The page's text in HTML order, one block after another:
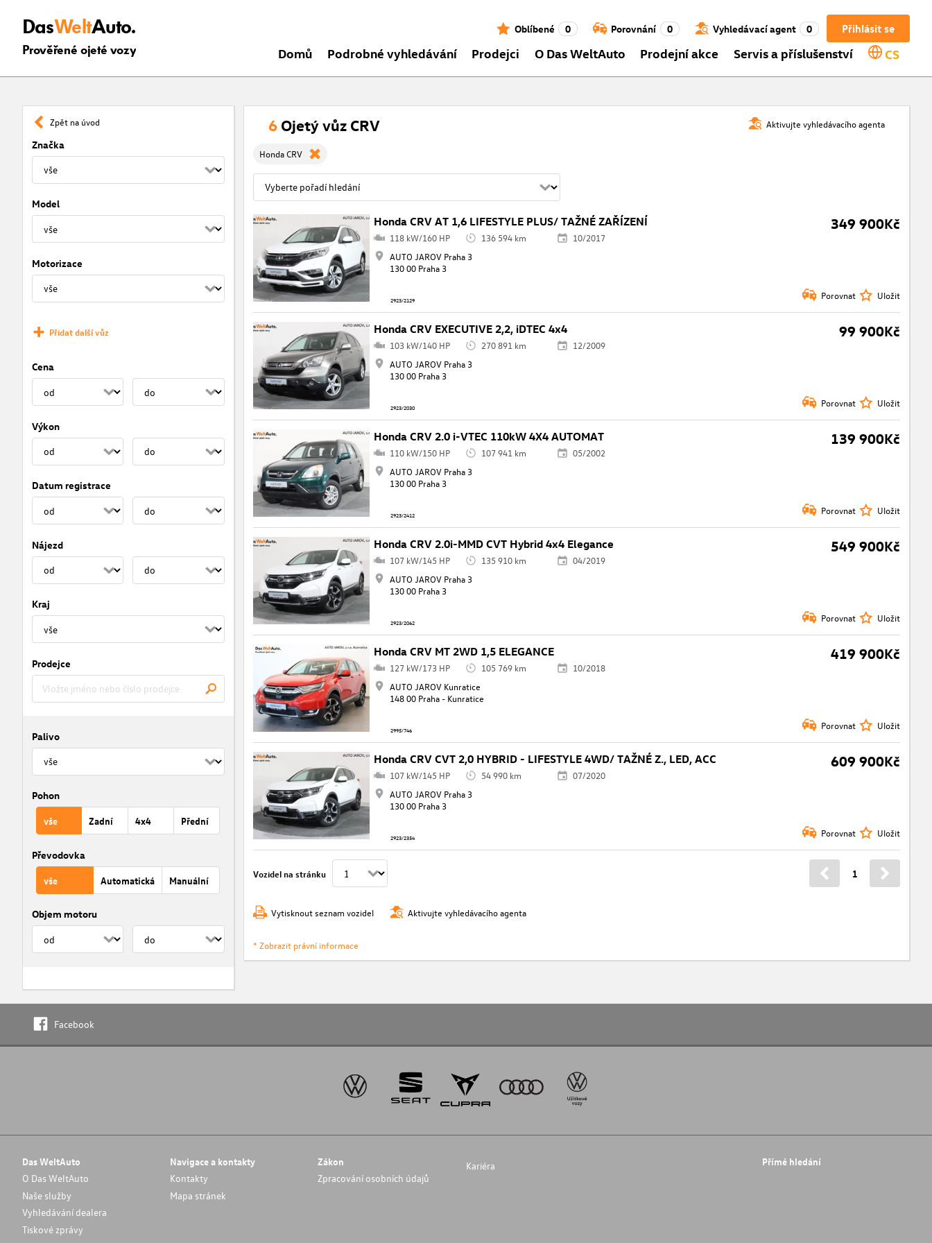
DasWeltAuto.
Prověřené ojeté vozy
Přihlásit se
Oblíbené 0 Porovnání 0 Vyhledávací agent 0
Domů Podrobné vyhledávání Prodejci O Das WeltAuto Prodejní akce Servis a příslušenství CS
Zpět na úvod
Značka
Model
Motorizace
Přidat další vůz
Cena
Výkon
Datum registrace
Nájezd
Kraj
Prodejce
Palivo
Pohon
vše Zadní 4x4 Přední
Převodovka
vše Automatická Manuální
Objem motoru
Aktivujte vyhledávacího agenta
6 Ojetý vůz CRV
Honda CRV
Honda CRV AT 1,6 LIFESTYLE PLUS/ TAŽNÉ ZAŘÍZENÍ 349 900Kč
118 kW/160 HP 136 594 km
10/2017
AUTO JAROV Praha 3
130 00 Praha 3
2923/2129 Porovnat Uložit
Honda CRV EXECUTIVE 2,2, iDTEC 4x4 99 900Kč
103 kW/140 HP 270 891 km
12/2009
AUTO JAROV Praha 3
130 00 Praha 3
2923/2030 Porovnat Uložit
Honda CRV 2.0 i-VTEC 110kW 4X4 AUTOMAT 139 900Kč
110 kW/150 HP 107 941 km
05/2002
AUTO JAROV Praha 3
130 00 Praha 3
2923/2412 Porovnat Uložit
Honda CRV 2.0i-MMD CVT Hybrid 4x4 Elegance 549 900Kč
107 kW/145 HP 135 910 km
04/2019
AUTO JAROV Praha 3
130 00 Praha 3
2923/2062 Porovnat Uložit
Honda CRV MT 2WD 1,5 ELEGANCE 419 900Kč
127 kW/173 HP 105 769 km
10/2018
AUTO JAROV Kunratice
148 00 Praha - Kunratice
2995/746 Porovnat Uložit
Honda CRV CVT 2,0 HYBRID - LIFESTYLE 4WD/ TAŽNÉ Z., LED, ACC 609 900Kč
107 kW/145 HP 54 990 km
07/2020
AUTO JAROV Praha 3
130 00 Praha 3
2923/2354 Porovnat Uložit
Vozidel na stránku 1
Vytisknout seznam vozidel Aktivujte vyhledávacího agenta
* Zobrazit právní informace
Facebook
Das WeltAuto
O Das WeltAuto
Naše služby
Vyhledávání dealera
Tiskové zprávy
Navigace a kontakty
Kontakty
Mapa stránek
Zákon
Zpracování osobních údajů
Kariéra Přímé hledání